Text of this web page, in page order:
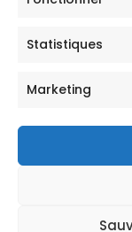
Statistiques
Marketing
© 2025